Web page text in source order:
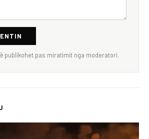
publikohet pas miratimit nga moderatori.